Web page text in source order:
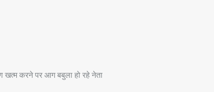
खत्म करने पर आग बबुला हो रहे नेता